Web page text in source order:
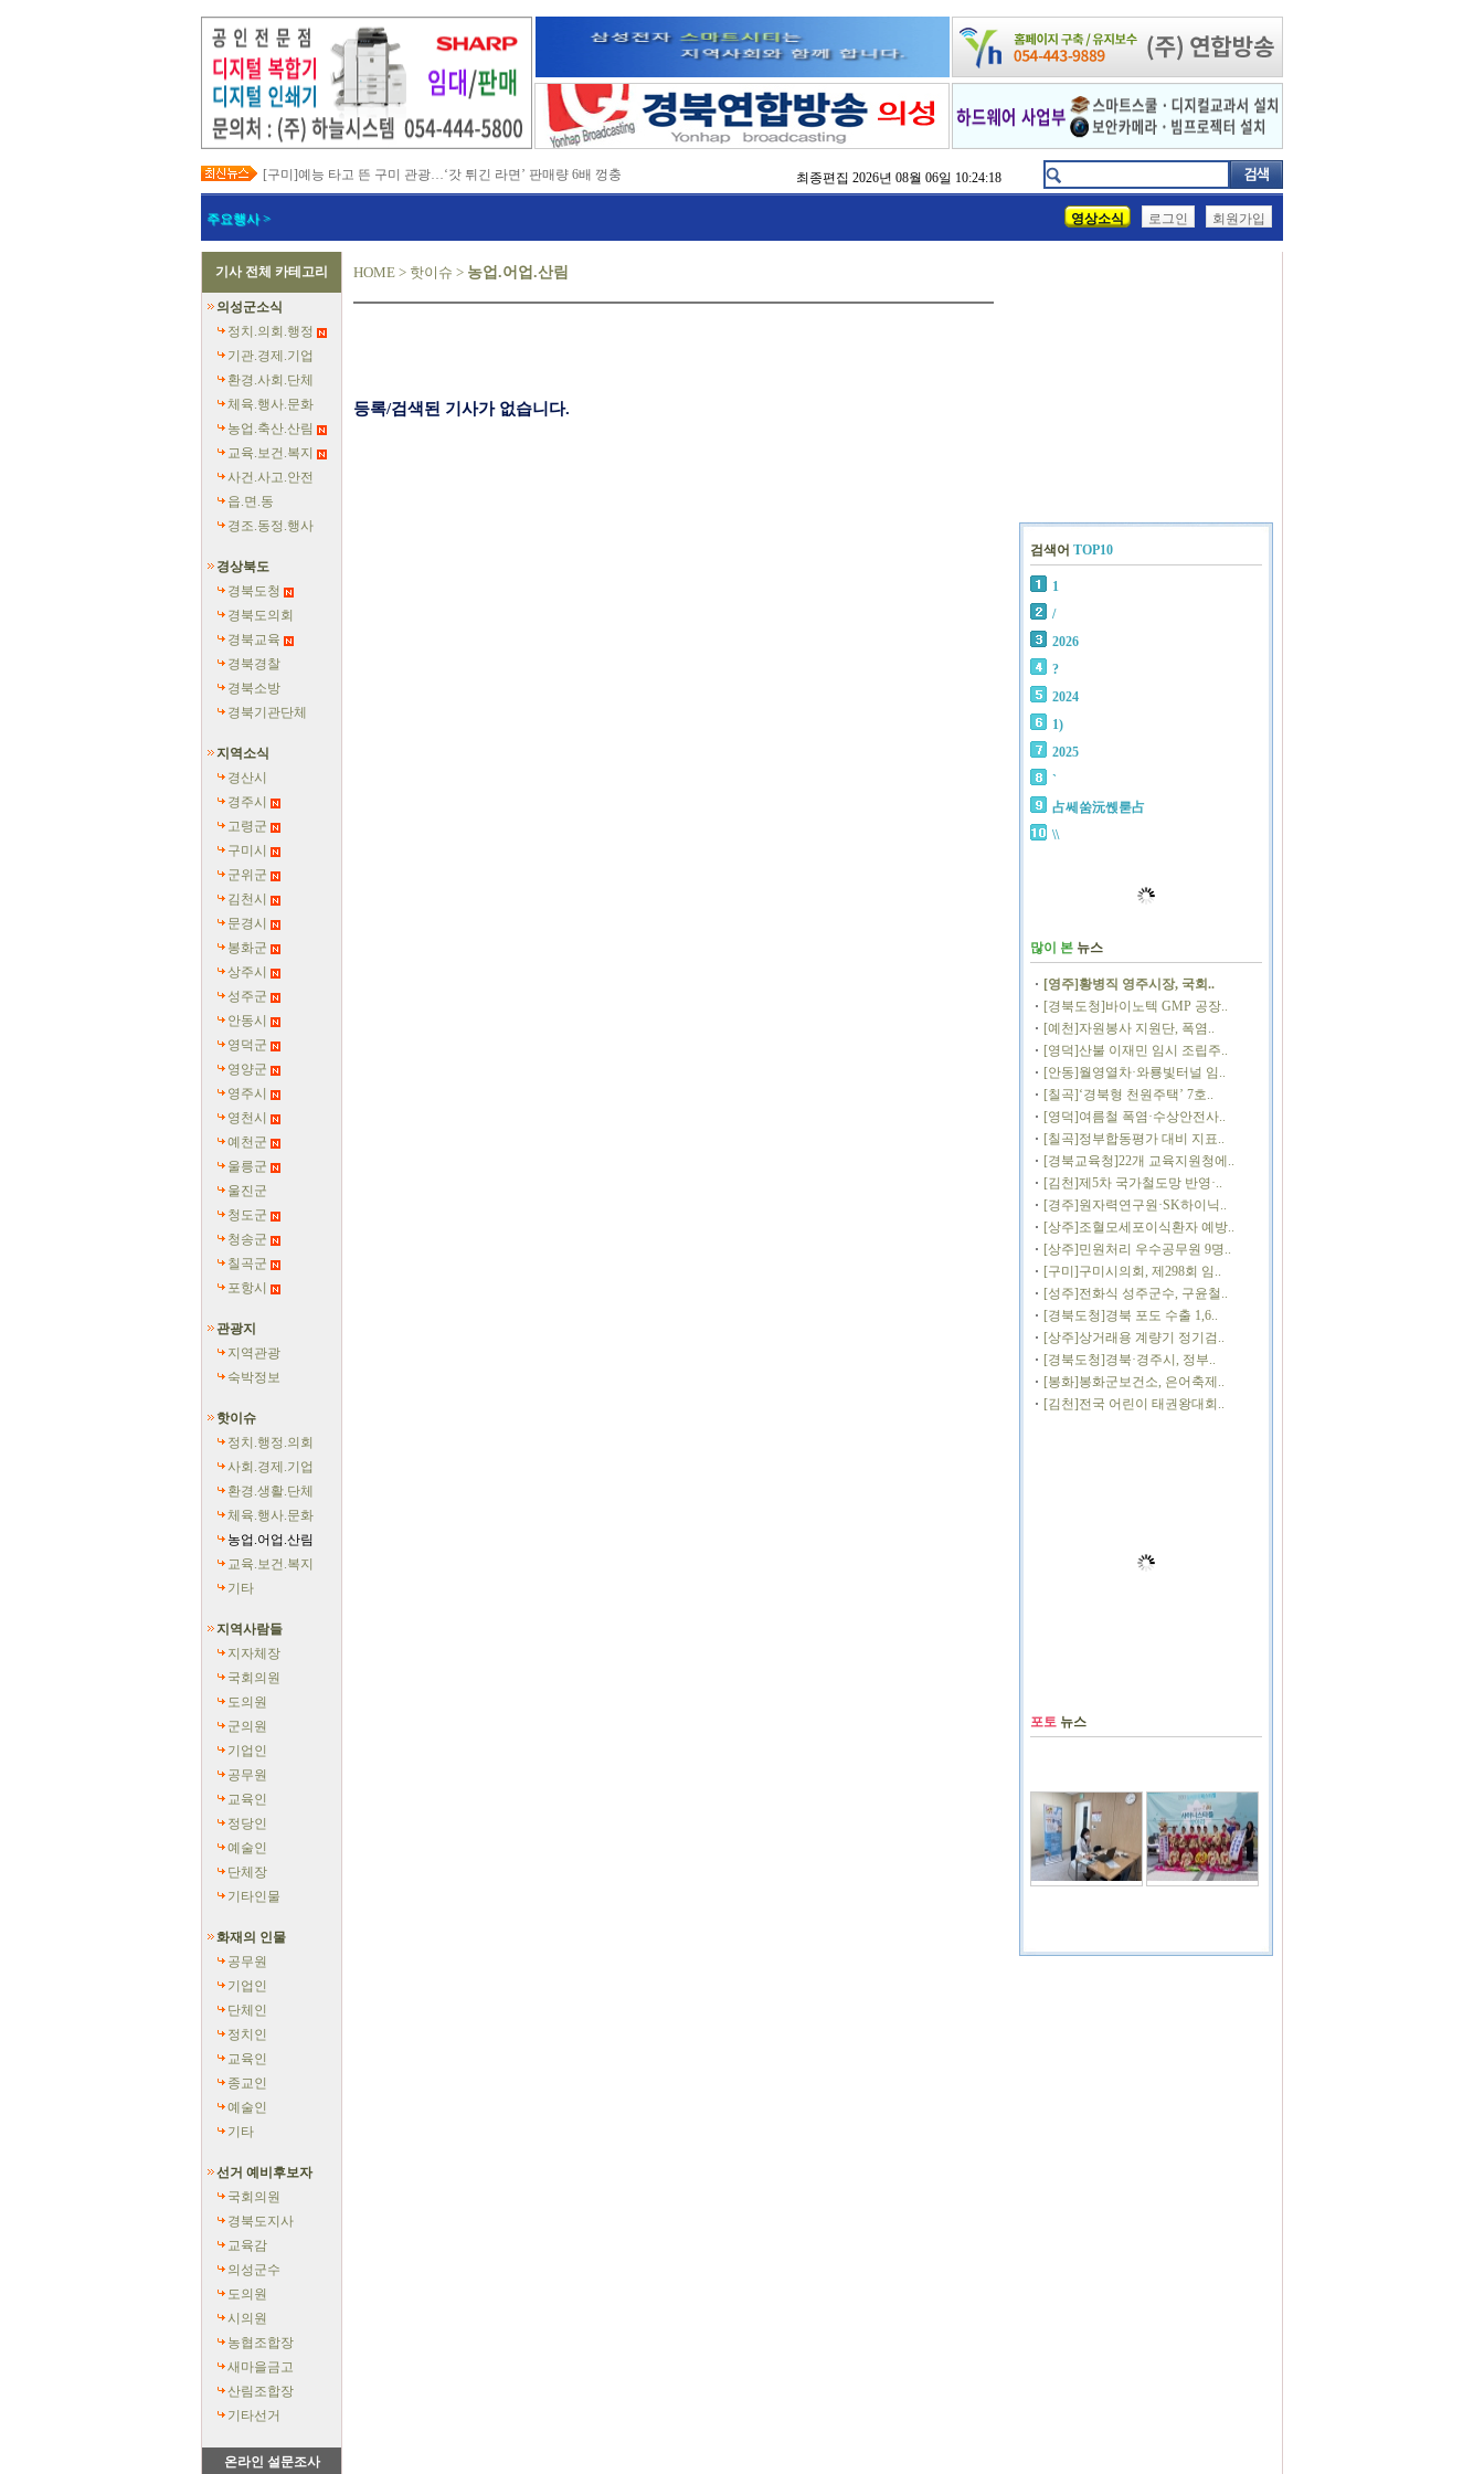
[구미]예능 타고 뜬 구미 관광…‘갓 튀긴 라면’ 판매량 6배 껑충
[경북교육청]일본 방위백서 독도 영유권 주장 강력 규탄
[경북도청]지역별 전기요금제 조속 시행 촉구
[포항]박용선 포항시장, '민생·안전 중심, 실행으로 변화 만들겠다'
[의성]최유철 의성군수, 청년단체 만나 지역 정착 해법 모색
[예천]회장기 대학·실업 양궁대회 첫 유치
[예천]예천군의회, 반부패·청렴·갑질 예방 교육
[영덕]여름 성수기 해수욕장 합동 안전점검
최종편집 2026년 08월 06일 10:24:18
주요행사 > 영상소식 로그인 회원가입
기사 전체 카테고리
의성군소식
정치.의회.행정
기관.경제.기업
환경.사회.단체
체육.행사.문화
농업.축산.산림
교육.보건.복지
사건.사고.안전
읍.면.동
경조.동정.행사
경상북도
경북도청
경북도의회
경북교육
경북경찰
경북소방
경북기관단체
지역소식
경산시
경주시
고령군
구미시
군위군
김천시
문경시
봉화군
상주시
성주군
안동시
영덕군
영양군
영주시
영천시
예천군
울릉군
울진군
청도군
청송군
칠곡군
포항시
관광지
지역관광
숙박정보
핫이슈
정치.행정.의회
사회.경제.기업
환경.생활.단체
체육.행사.문화
농업.어업.산림
교육.보건.복지
기타
지역사람들
지자체장
국회의원
도의원
군의원
기업인
공무원
교육인
정당인
예술인
단체장
기타인물
화재의 인물
공무원
기업인
단체인
정치인
교육인
종교인
예술인
기타
선거 예비후보자
국회의원
경북도지사
교육감
의성군수
도의원
시의원
농협조합장
새마을금고
산림조합장
기타선거
온라인 설문조사
HOME > 핫이슈 > 농업.어업.산림
등록/검색된 기사가 없습니다.
검색어 TOP10
1
/
2026
?
2024
1)
2025
`
占쎄쑴沅쏁룯占
\\
많이 본 뉴스
[영주]황병직 영주시장, 국회..
[경북도청]바이노텍 GMP 공장..
[예천]자원봉사 지원단, 폭염..
[영덕]산불 이재민 임시 조립주..
[안동]월영열차·와룡빛터널 임..
[칠곡]‘경북형 천원주택’ 7호..
[영덕]여름철 폭염·수상안전사..
[칠곡]정부합동평가 대비 지표..
[경북교육청]22개 교육지원청에..
[김천]제5차 국가철도망 반영·..
[경주]원자력연구원·SK하이닉..
[상주]조혈모세포이식환자 예방..
[상주]민원처리 우수공무원 9명..
[구미]구미시의회, 제298회 임..
[성주]전화식 성주군수, 구윤철..
[경북도청]경북 포도 수출 1,6..
[상주]상거래용 계량기 정기검..
[경북도청]경북·경주시, 정부..
[봉화]봉화군보건소, 은어축제..
[김천]전국 어린이 태권왕대회..
포토 뉴스